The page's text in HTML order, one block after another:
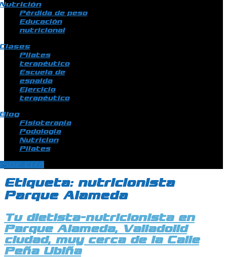
Pérdida de peso
Educación
nutricional
Pilates
terapéutico
Escuela de
espalda
Ejercicio
terapéutico
Fisioterapia
Podologia
Nutricion
Pilates
Etiqueta: nutricionista
Parque Alameda
Tu dietista-nutricionista en
Parque Alameda, Valladolid
ciudad, muy cerca de la Calle
Peña Ubiña